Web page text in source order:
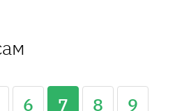
6 7 8
9